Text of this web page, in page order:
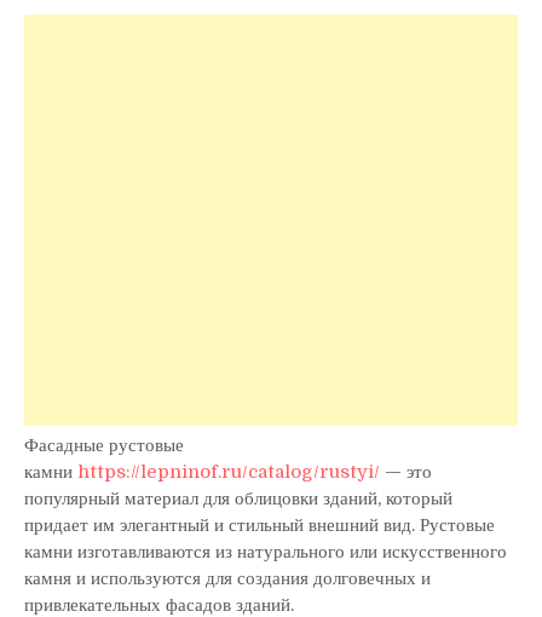
Фасадные рустовые
камни https://lepninof.ru/catalog/rustyi/ — это
популярный материал для облицовки зданий, который
придает им элегантный и стильный внешний вид. Рустовые
камни изготавливаются из натурального или искусственного
камня и используются для создания долговечных и
привлекательных фасадов зданий.